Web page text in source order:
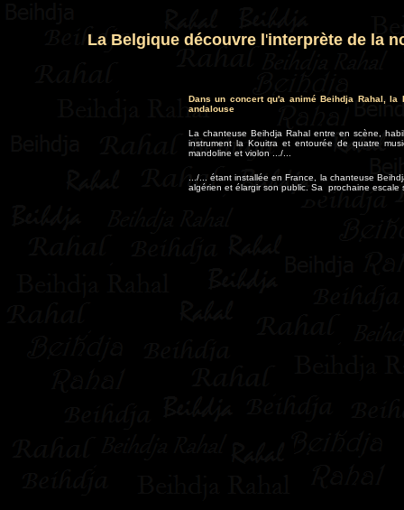
La Belgique découvre l 'interprète de la
Dans un concert qu'a animé Beihdja Rahal,
andalouse
La chanteuse Beihdja Rahal entre en scène,
instrument la Kouitra et entourée de quatre
mandoline et violon .../...
.../... étant installée en France, la chanteuse
algérien et élargir son public. Sa prochaine escale